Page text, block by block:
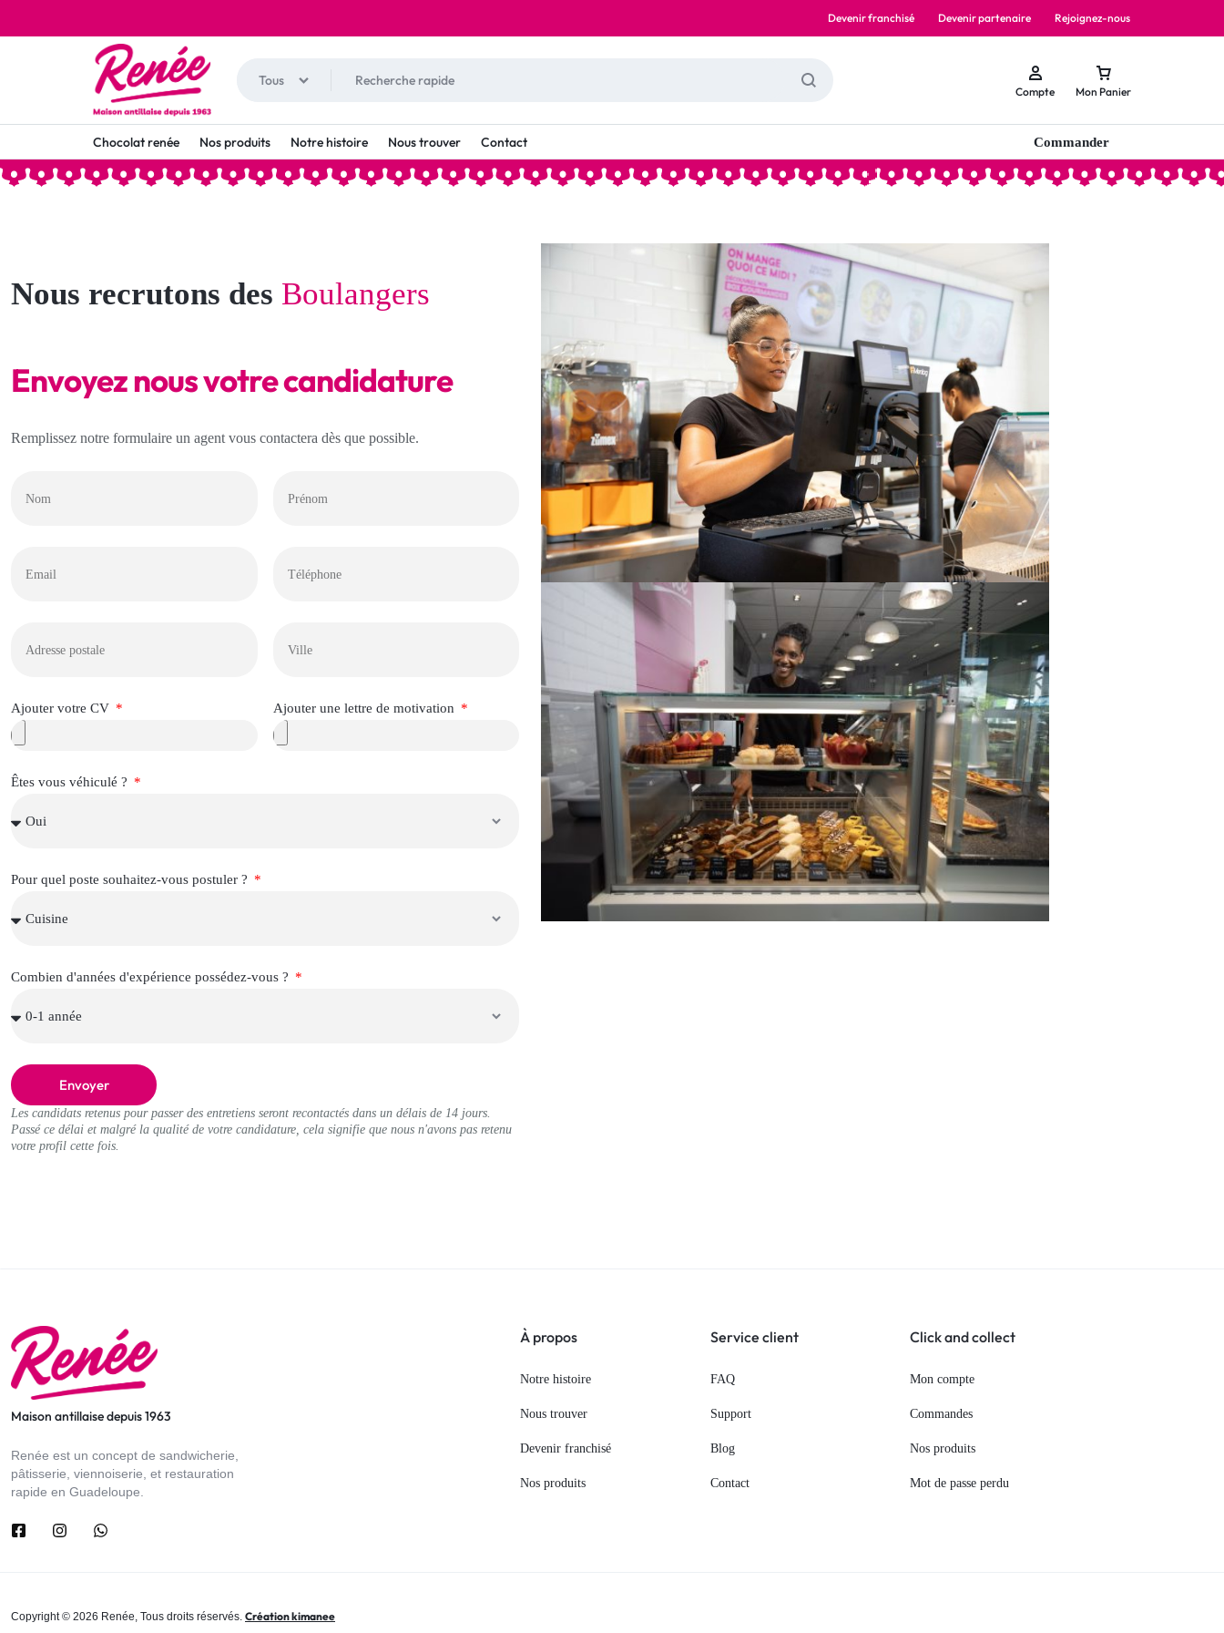
Devenir franchisé Devenir partenaire Rejoignez-nous
RENÉE
RESTAURANTS
BOULANGERIE
PATISSERIE
Tous
Compte Mon Panier
Chocolat renée Nos produits Notre histoire Nous trouver Contact Commander
Nous recrutons des Boulangers
Envoyez nous votre candidature
Remplissez notre formulaire un agent vous contactera dès que possible.
Ajouter votre CV Ajouter une lettre de motivation
Êtes vous véhiculé ?
Pour quel poste souhaitez-vous postuler ?
Combien d'années d'expérience possédez-vous ?
Envoyer
Les candidats retenus pour passer des entretiens seront recontactés dans un délais de 14 jours.
Passé ce délai et malgré la qualité de votre candidature, cela signifie que nous n'avons pas retenu
votre profil cette fois.
Maison antillaise depuis 1963
Renée est un concept de sandwicherie,
pâtisserie, viennoiserie, et restauration
rapide en Guadeloupe.
À propos
Notre histoire
Nous trouver
Devenir franchisé
Nos produits
Service client
FAQ
Support
Blog
Contact
Click and collect
Mon compte
Commandes
Nos produits
Mot de passe perdu
Copyright © 2026 Renée, Tous droits réservés. Création kimanee